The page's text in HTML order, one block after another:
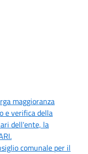
maggioranza
e verifica della
dell'ente, la
comunale per il